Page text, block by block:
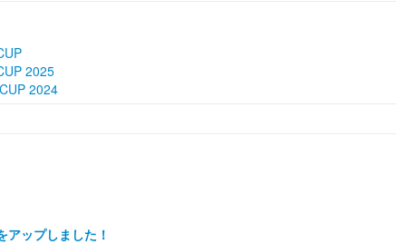
2025
2024
ップしました！